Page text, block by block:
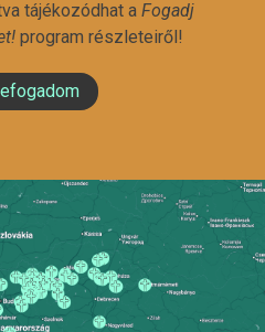
tájékozódhat a Fogadj
program részleteiről!